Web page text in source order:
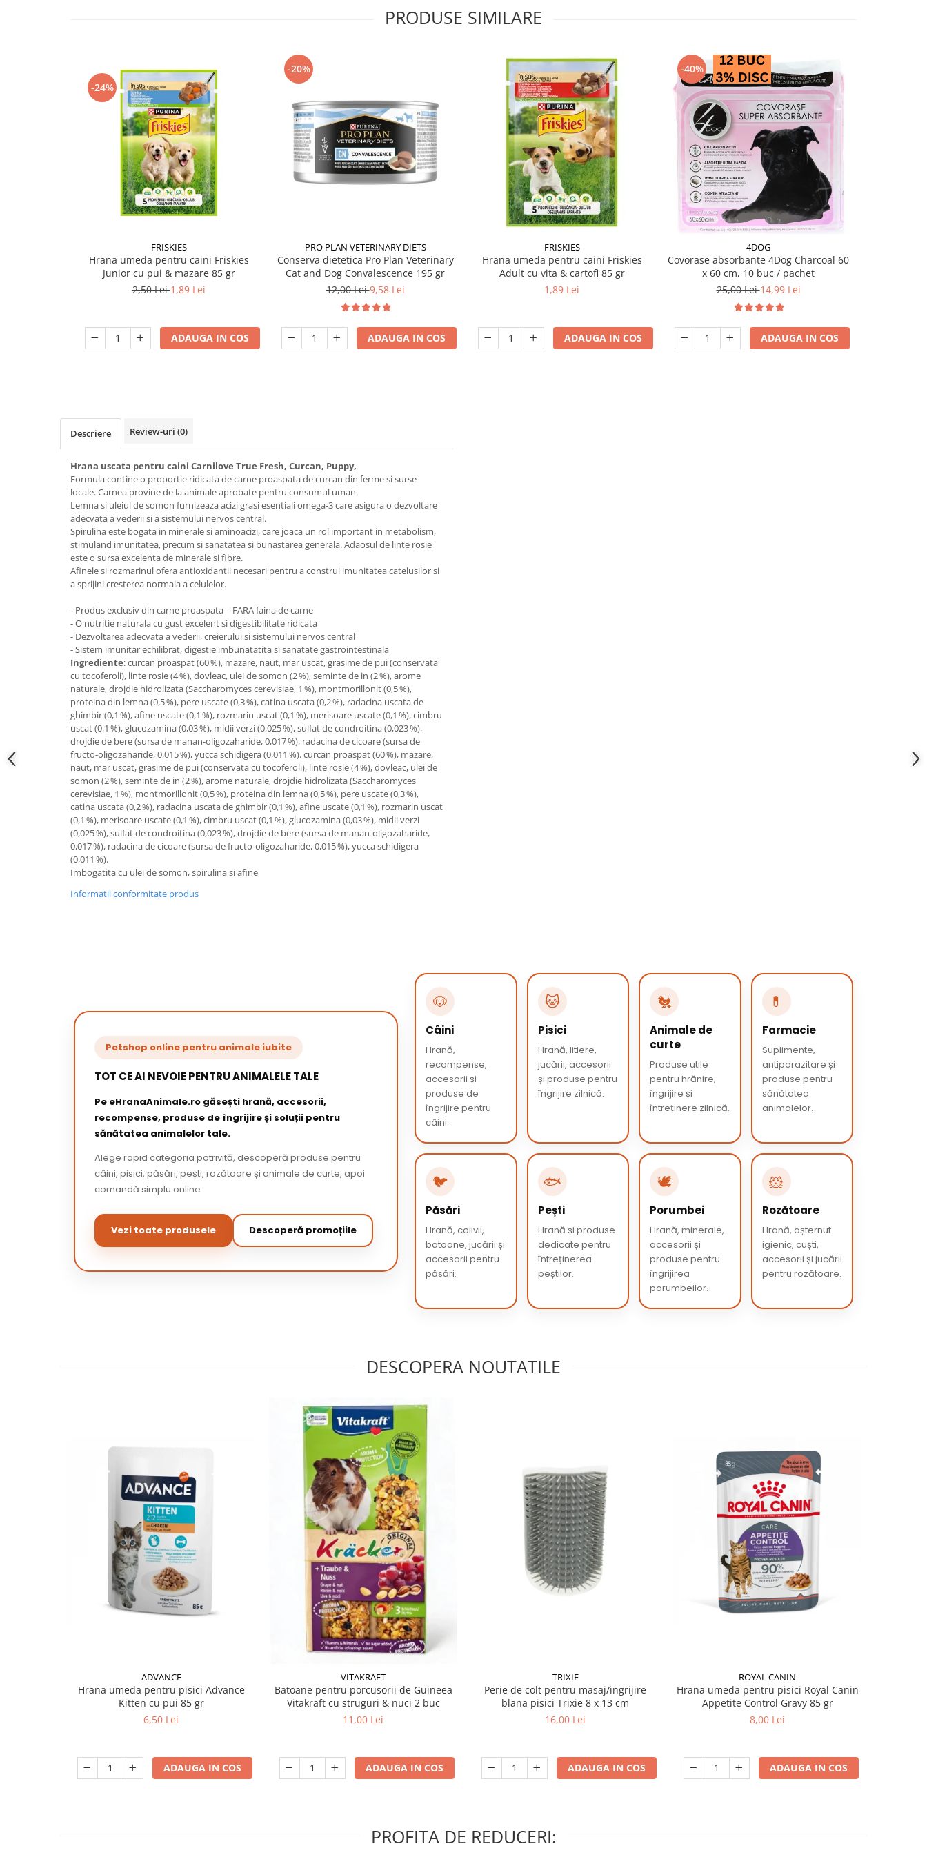
PRODUSE SIMILARE
-24%
FRISKIES
Hrana umeda pentru caini Friskies
Junior cu pui & mazare 85 gr
2,50 Lei1,89 Lei
ADAUGA IN COS
-20%
PRO PLAN VETERINARY DIETS
Conserva dietetica Pro Plan Veterinary
Cat and Dog Convalescence 195 gr
12,00 Lei9,58 Lei
ADAUGA IN COS
FRISKIES
Hrana umeda pentru caini Friskies
Adult cu vita & cartofi 85 gr
1,89 Lei
ADAUGA IN COS
-40%
4DOG
Covorase absorbante 4Dog Charcoal 60
x 60 cm, 10 buc / pachet
25,00 Lei14,99 Lei
ADAUGA IN COS
Descriere Review-uri (0)
Hrana uscata pentru caini Carnilove True Fresh, Curcan, Puppy,
Formula contine o proportie ridicata de carne proaspata de curcan din ferme si surse
locale. Carnea provine de la animale aprobate pentru consumul uman.
Lemna si uleiul de somon furnizeaza acizi grasi esentiali omega-3 care asigura o dezvoltare
adecvata a vederii si a sistemului nervos central.
Spirulina este bogata in minerale si aminoacizi, care joaca un rol important in metabolism,
stimuland imunitatea, precum si sanatatea si bunastarea generala. Adaosul de linte rosie
este o sursa excelenta de minerale si fibre.
Afinele si rozmarinul ofera antioxidantii necesari pentru a construi imunitatea catelusilor si
a sprijini cresterea normala a celulelor.
- Produs exclusiv din carne proaspata – FARA faina de carne
- O nutritie naturala cu gust excelent si digestibilitate ridicata
- Dezvoltarea adecvata a vederii, creierului si sistemului nervos central
- Sistem imunitar echilibrat, digestie imbunatatita si sanatate gastrointestinala
Ingrediente: curcan proaspat (60 %), mazare, naut, mar uscat, grasime de pui (conservata
cu tocoferoli), linte rosie (4 %), dovleac, ulei de somon (2 %), seminte de in (2 %), arome
naturale, drojdie hidrolizata (Saccharomyces cerevisiae, 1 %), montmorillonit (0,5 %),
proteina din lemna (0,5 %), pere uscate (0,3 %), catina uscata (0,2 %), radacina uscata de
ghimbir (0,1 %), afine uscate (0,1 %), rozmarin uscat (0,1 %), merisoare uscate (0,1 %), cimbru
uscat (0,1 %), glucozamina (0,03 %), midii verzi (0,025 %), sulfat de condroitina (0,023 %),
drojdie de bere (sursa de manan-oligozaharide, 0,017 %), radacina de cicoare (sursa de
fructo-oligozaharide, 0,015 %), yucca schidigera (0,011 %). curcan proaspat (60 %), mazare,
naut, mar uscat, grasime de pui (conservata cu tocoferoli), linte rosie (4 %), dovleac, ulei de
somon (2 %), seminte de in (2 %), arome naturale, drojdie hidrolizata (Saccharomyces
cerevisiae, 1 %), montmorillonit (0,5 %), proteina din lemna (0,5 %), pere uscate (0,3 %),
catina uscata (0,2 %), radacina uscata de ghimbir (0,1 %), afine uscate (0,1 %), rozmarin uscat
(0,1 %), merisoare uscate (0,1 %), cimbru uscat (0,1 %), glucozamina (0,03 %), midii verzi
(0,025 %), sulfat de condroitina (0,023 %), drojdie de bere (sursa de manan-oligozaharide,
0,017 %), radacina de cicoare (sursa de fructo-oligozaharide, 0,015 %), yucca schidigera
(0,011 %).
Imbogatita cu ulei de somon, spirulina si afine
Informatii conformitate produs
Petshop online pentru animale iubite
TOT CE AI NEVOIE PENTRU ANIMALELE TALE
Pe eHranaAnimale.ro găsești hrană, accesorii,
recompense, produse de îngrijire și soluții pentru
sănătatea animalelor tale.
Alege rapid categoria potrivită, descoperă produse pentru
câini, pisici, păsări, pești, rozătoare și animale de curte, apoi
comandă simplu online.
Vezi toate produsele Descoperă promoțiile
🐶
Câini
Hrană,
recompense,
accesorii și
produse de
îngrijire pentru
câini.
🐱
Pisici
Hrană, litiere,
jucării, accesorii
și produse pentru
îngrijire zilnică.
🐔
Animale de
curte
Produse utile
pentru hrănire,
îngrijire și
întreținere zilnică.
💊
Farmacie
Suplimente,
antiparazitare și
produse pentru
sănătatea
animalelor.
🐦
Păsări
Hrană, colivii,
batoane, jucării și
accesorii pentru
păsări.
🐟
Pești
Hrană și produse
dedicate pentru
întreținerea
peștilor.
🕊️
Porumbei
Hrană, minerale,
accesorii și
produse pentru
îngrijirea
porumbeilor.
🐹
Rozătoare
Hrană, așternut
igienic, cuști,
accesorii și jucării
pentru rozătoare.
DESCOPERA NOUTATILE
ADVANCE
Hrana umeda pentru pisici Advance
Kitten cu pui 85 gr
6,50 Lei
ADAUGA IN COS
VITAKRAFT
Batoane pentru porcusorii de Guineea
Vitakraft cu struguri & nuci 2 buc
11,00 Lei
ADAUGA IN COS
TRIXIE
Perie de colt pentru masaj/ingrijire
blana pisici Trixie 8 x 13 cm
16,00 Lei
ADAUGA IN COS
ROYAL CANIN
Hrana umeda pentru pisici Royal Canin
Appetite Control Gravy 85 gr
8,00 Lei
ADAUGA IN COS
PROFITA DE REDUCERI: